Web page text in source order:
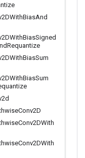
BiasAnd
BiasSigned
Requantize
BiasSum
BiasSum
Conv2D
Conv2DWith
Conv2DWith